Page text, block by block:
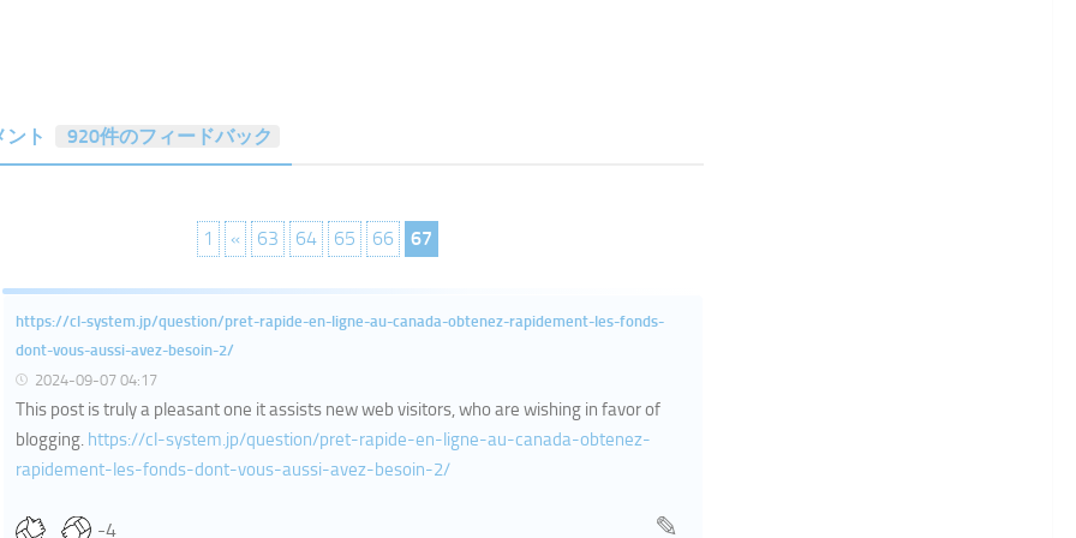
ント 920件のフィードバック
1 « 63 64 65 66 67
https://cl-system.jp/question/pret-rapide-en-ligne-au-canada-obtenez-rapidement-les-fonds-
dont-vous-aussi-avez-besoin-2/
2024-09-07 04:17
This post is truly a pleasant one it assists new web visitors, who are wishing in favor of
blogging. https://cl-system.jp/question/pret-rapide-en-ligne-au-canada-obtenez-
rapidement-les-fonds-dont-vous-aussi-avez-besoin-2/
-4